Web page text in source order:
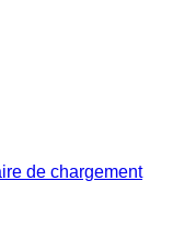
de chargement